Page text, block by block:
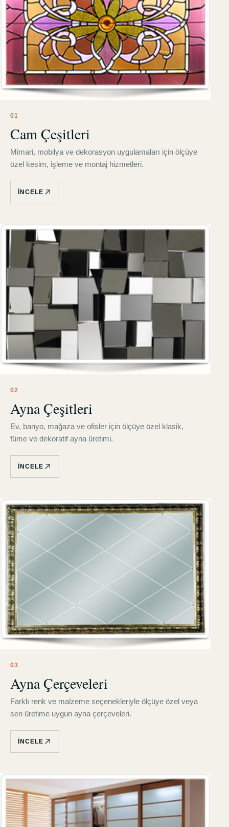
01
Cam Çeşitleri
Mimari, mobilya ve dekorasyon uygulamaları için ölçüye
özel kesim, işleme ve montaj hizmetleri.
İNCELE
02
Ayna Çeşitleri
Ev, banyo, mağaza ve ofisler için ölçüye özel klasik,
füme ve dekoratif ayna üretimi.
İNCELE
03
Ayna Çerçeveleri
Farklı renk ve malzeme seçenekleriyle ölçüye özel veya
seri üretime uygun ayna çerçeveleri.
İNCELE